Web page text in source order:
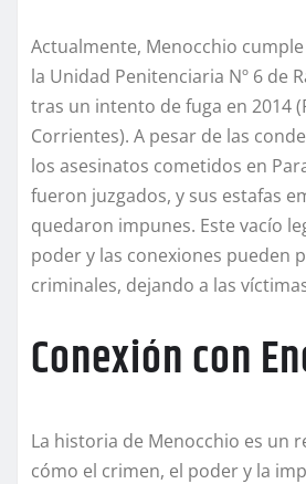
Actualmente, Menocchio
la Unidad Penitenciaria Nº 6 de
tras un intento de fuga en 2014
Corrientes). A pesar de las
los asesinatos cometidos en
fueron juzgados, y sus estafas
quedaron impunes. Este vacío
poder y las conexiones pueden
criminales, dejando a las
Conexión con
La historia de Menocchio es un
cómo el crimen, el poder y la